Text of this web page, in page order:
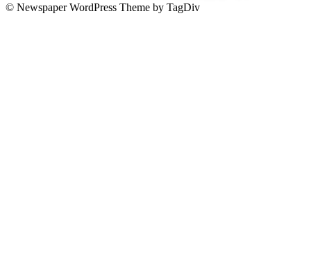
© Newspaper WordPress Theme by TagDiv